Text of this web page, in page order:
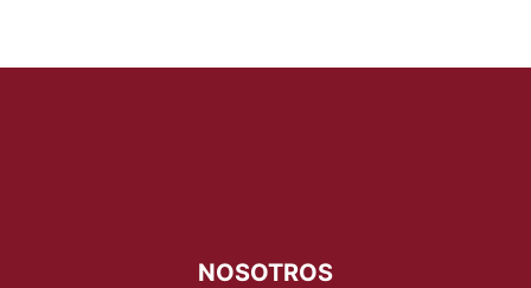
NOSOTROS